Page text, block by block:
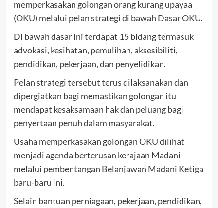
memperkasakan golongan orang kurang upayaa
(OKU) melalui pelan strategi di bawah Dasar OKU.
Di bawah dasar ini terdapat 15 bidang termasuk
advokasi, kesihatan, pemulihan, aksesibiliti,
pendidikan, pekerjaan, dan penyelidikan.
Pelan strategi tersebut terus dilaksanakan dan
dipergiatkan bagi memastikan golongan itu
mendapat kesaksamaan hak dan peluang bagi
penyertaan penuh dalam masyarakat.
Usaha memperkasakan golongan OKU dilihat
menjadi agenda berterusan kerajaan Madani
melalui pembentangan Belanjawan Madani Ketiga
baru-baru ini.
Selain bantuan perniagaan, pekerjaan, pendidikan,